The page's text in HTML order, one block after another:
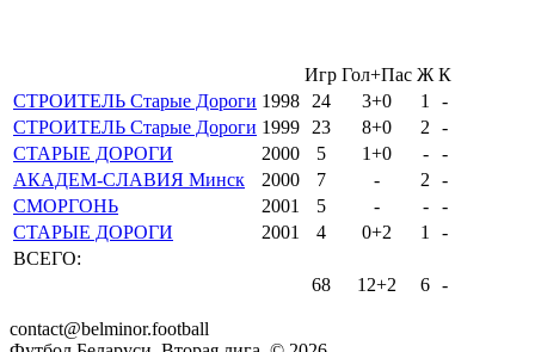
Игр Гол+Пас Ж К
СТРОИТЕЛЬ Старые Дороги 1998 24 3+0 1
-
СТРОИТЕЛЬ Старые Дороги 1999 23 8+0 2
-
СТАРЫЕ ДОРОГИ
2000 5 1+0 -
-
АКАДЕМ-СЛАВИЯ Минск
2000 7 - 2
-
СМОРГОНЬ
2001 5 - -
-
СТАРЫЕ ДОРОГИ
2001 4 0+2 1
-
ВСЕГО:
68
12+2 6 -
contact@belminor.football